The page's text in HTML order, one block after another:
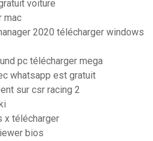
voiture
mac
2020 télécharger windows
pc télécharger mega
whatsapp est gratuit
sur csr racing 2
x télécharger
bios